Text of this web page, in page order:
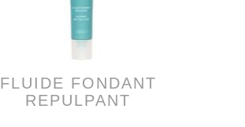
FLUIDE FONDANT
REPULPANT